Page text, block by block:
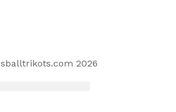
2026